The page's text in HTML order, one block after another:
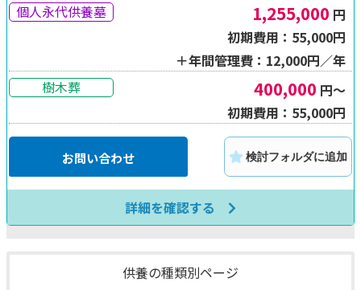
個人永代供養墓
1,255,000 円
初期費用：55,000円
＋年間管理費：12,000円／年
樹木葬
400,000 円～
初期費用：55,000円
お問い合わせ 検討フォルダに追加
詳細を確認する
供養の種類別ページ